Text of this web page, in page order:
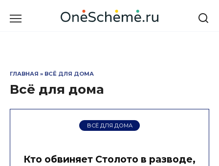
ГЛАВНАЯ » ВСЁ ДЛЯ ДОМА
Всё для дома
ВСЁ ДЛЯ ДОМА
Кто обвиняет Столото в разводе,